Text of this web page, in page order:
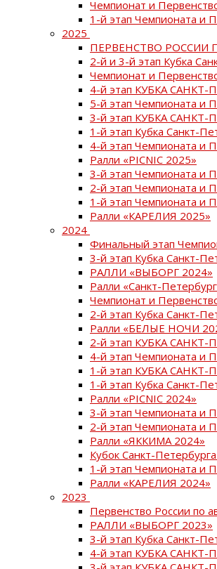
Чемпионат и
1-й этап Чемпионата и
2025
ПЕРВЕНСТВО РОССИИ
2-й и 3-й этап Кубка
Чемпионат и
4-й этап КУБКА
5-й этап Чемпионата и
3-й этап КУБКА
1-й этап Кубка Санкт-
4-й этап Чемпионата и
Ралли «PICNIC 2025»
3-й этап Чемпионата и
2-й этап Чемпионата и
1-й этап Чемпионата и
Ралли «КАРЕЛИЯ 2025»
2024
Финальный этап
3-й этап Кубка Санкт-
РАЛЛИ «ВЫБОРГ 2024»
Ралли «Санкт-
Чемпионат и
2-й этап Кубка Санкт-
Ралли «БЕЛЫЕ НОЧИ
2-й этап КУБКА
4-й этап Чемпионата и
1-й этап КУБКА
1-й этап Кубка Санкт-
Ралли «PICNIC 2024»
3-й этап Чемпионата и
2-й этап Чемпионата и
Ралли «ЯККИМА 2024»
Кубок Санкт-
1-й этап Чемпионата и
Ралли «КАРЕЛИЯ 2024»
2023
Первенство России по
РАЛЛИ «ВЫБОРГ 2023»
3-й этап Кубка Санкт-
4-й этап КУБКА